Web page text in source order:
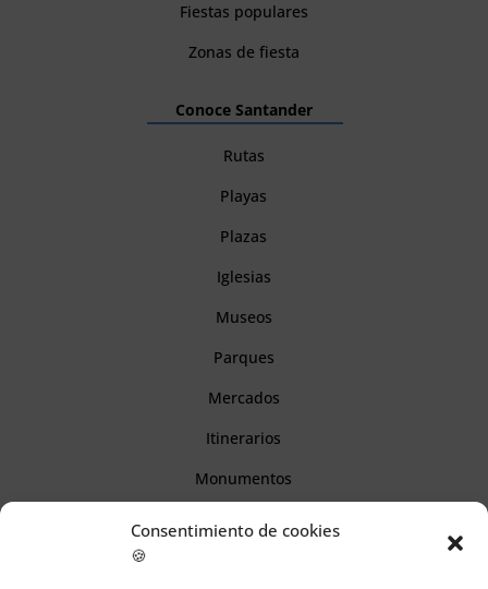
Consentimiento de cookies
🍪
Fiestas populares
Zonas de fiesta
Conoce Santander
Rutas
Playas
Plazas
Iglesias
Museos
Parques
Mercados
Itinerarios
Monumentos